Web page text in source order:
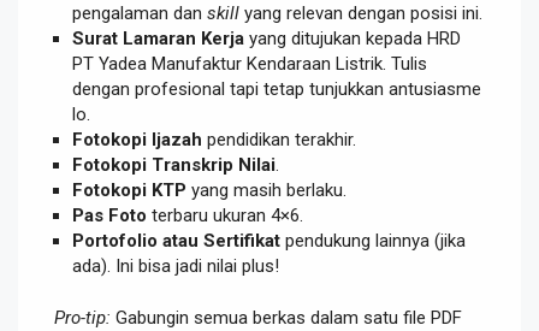
pengalaman dan skill yang relevan dengan posisi ini.
Surat Lamaran Kerja yang ditujukan kepada HRD
PT Yadea Manufaktur Kendaraan Listrik. Tulis
dengan profesional tapi tetap tunjukkan antusiasme
lo.
Fotokopi Ijazah pendidikan terakhir.
Fotokopi Transkrip Nilai
Fotokopi KTP yang masih berlaku.
Pas Foto terbaru ukuran 4×6.
Portofolio atau Sertifikat pendukung lainnya (jika
ada). Ini bisa jadi nilai plus!
Pro-tip: Gabungin semua berkas dalam satu file PDF